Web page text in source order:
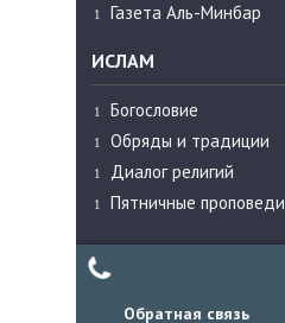
Газета Аль-Минбар
ИСЛАМ
Богословие
Обряды и традиции
Диалог религий
Пятничные проповеди
Обратная связь